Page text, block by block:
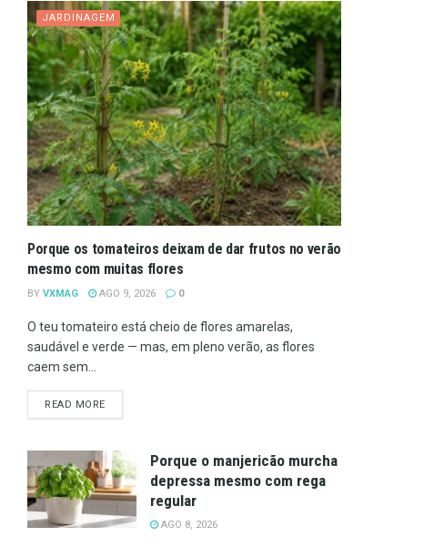
JARDINAGEM
Porque os tomateiros deixam de dar frutos no verão
mesmo com muitas flores
BY VXMAG AGO 9, 2026 0
O teu tomateiro está cheio de flores amarelas,
saudável e verde — mas, em pleno verão, as flores
caem sem...
READ MOREDETAILS
Porque o manjericão murcha
depressa mesmo com rega
regular
AGO 8, 2026